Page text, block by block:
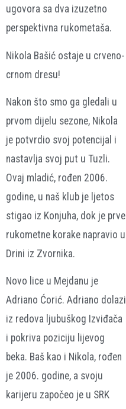
ugovora sa dva izuzetno
perspektivna rukometaša.
Nikola Bašić ostaje u crveno-
crnom dresu!
Nakon što smo ga gledali u
prvom dijelu sezone, Nikola
je potvrdio svoj potencijal i
nastavlja svoj put u Tuzli.
Ovaj mladić, rođen 2006.
godine, u naš klub je ljetos
stigao iz Konjuha, dok je prve
rukometne korake napravio u
Drini iz Zvornika.
Novo lice u Mejdanu je
Adriano Ćorić. Adriano dolazi
iz redova ljubuškog Izviđača
i pokriva poziciju lijevog
beka. Baš kao i Nikola, rođen
je 2006. godine, a svoju
karijeru započeo je u SRK